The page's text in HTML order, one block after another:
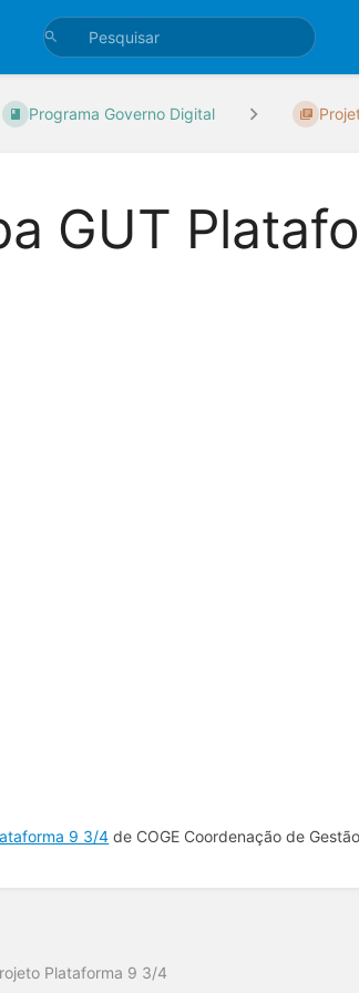
Programa Governo Digital
GUT
9 3/4 de COGE Coordenação de
Plataforma 9 3/4